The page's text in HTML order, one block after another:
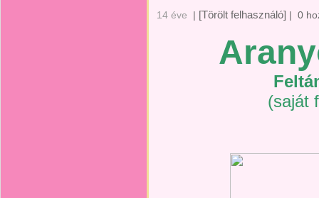
14 éve | [Törölt felhasználó] | 0
(saját